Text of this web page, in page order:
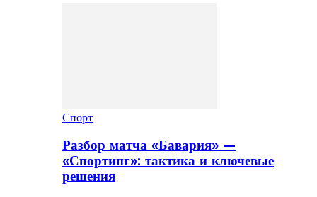
Спорт
Разбор матча «Бавария» —
«Спортинг»: тактика и ключевые
решения